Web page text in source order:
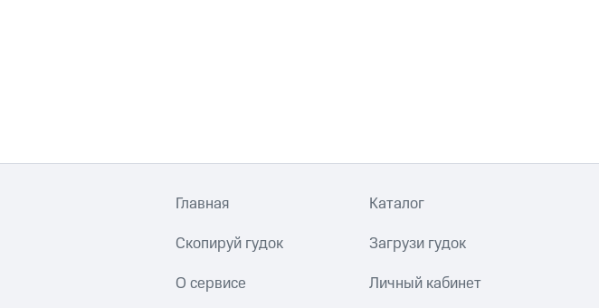
Главная Каталог
Скопируй гудок Загрузи гудок
О сервисе Личный кабинет